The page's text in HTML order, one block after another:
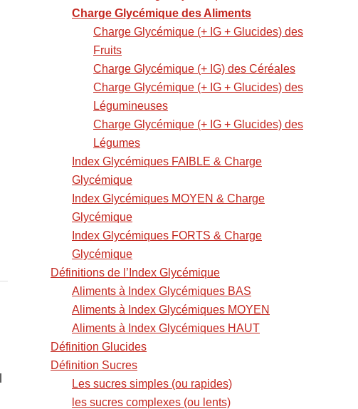
Charge Glycémique des Aliments
Charge Glycémique (+ IG + Glucides) des
Fruits
Charge Glycémique (+ IG) des Céréales
Charge Glycémique (+ IG + Glucides) des
Légumineuses
Charge Glycémique (+ IG + Glucides) des
Légumes
Index Glycémiques FAIBLE & Charge
Glycémique
Index Glycémiques MOYEN & Charge
Glycémique
Index Glycémiques FORTS & Charge
Glycémique
Définitions de l’Index Glycémique
Aliments à Index Glycémiques BAS
Aliments à Index Glycémiques MOYEN
Aliments à Index Glycémiques HAUT
Définition Glucides
Définition Sucres
Les sucres simples (ou rapides)
les sucres complexes (ou lents)